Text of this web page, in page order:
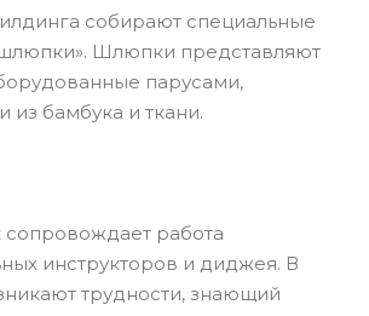
собирают специальные
Шлюпки представляют
парусами,
из бамбука и ткани.
работа
инструкторов и диджея. В
трудности, знающий